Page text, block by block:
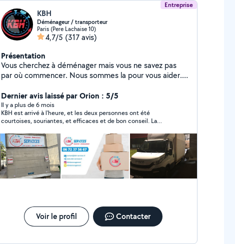
Entreprise
KBH
Déménageur / transporteur
Paris (Pere Lachaise 10)
4,7/5 (317 avis)
Présentation
Vous cherchez à déménager mais vous ne savez pas
par où commencer. Nous sommes la pour vous aider.
en France et pays frontalier, le choix d'un déménageur
certifier qualité est de première importance.
Dernier avis laissé par Orion : 5/5
Il y a plus de 6 mois
KBH est arrivé à l'heure, et les deux personnes ont été
courtoises, souriantes, et efficaces et de bon conseil. La
parfaitement pour que rien ne bouge, et le chauffeur a conduit
avec la plus grande prudence pour éviter tout freinage brusque.
Il y a eu un petit souci avec le hayon du camion, mais l'équipe a
immédiatement appelé un réparateur et commencé à charger
en attendant, si bien que j'ai déménagé en 2h30, et rien n'a été
abîmé. A l'écrit, la personne qui a pris en charge ma demande a
Voir le profil Contacter